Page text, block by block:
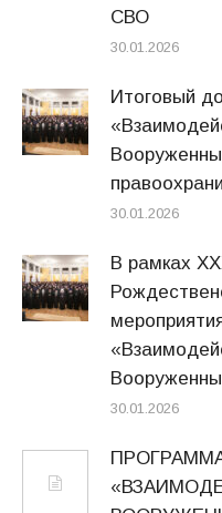
СВО
30.01.2026
Итоговый
30.01.2026
В рамках
30.01.2026